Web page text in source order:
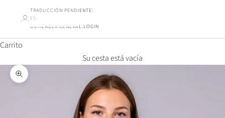
TRADUCCIÓN PENDIENTE:
ES-
US.HEADER.GENERAL.LOGIN
Carrito
Su cesta está vacía
Ampliar la imagen